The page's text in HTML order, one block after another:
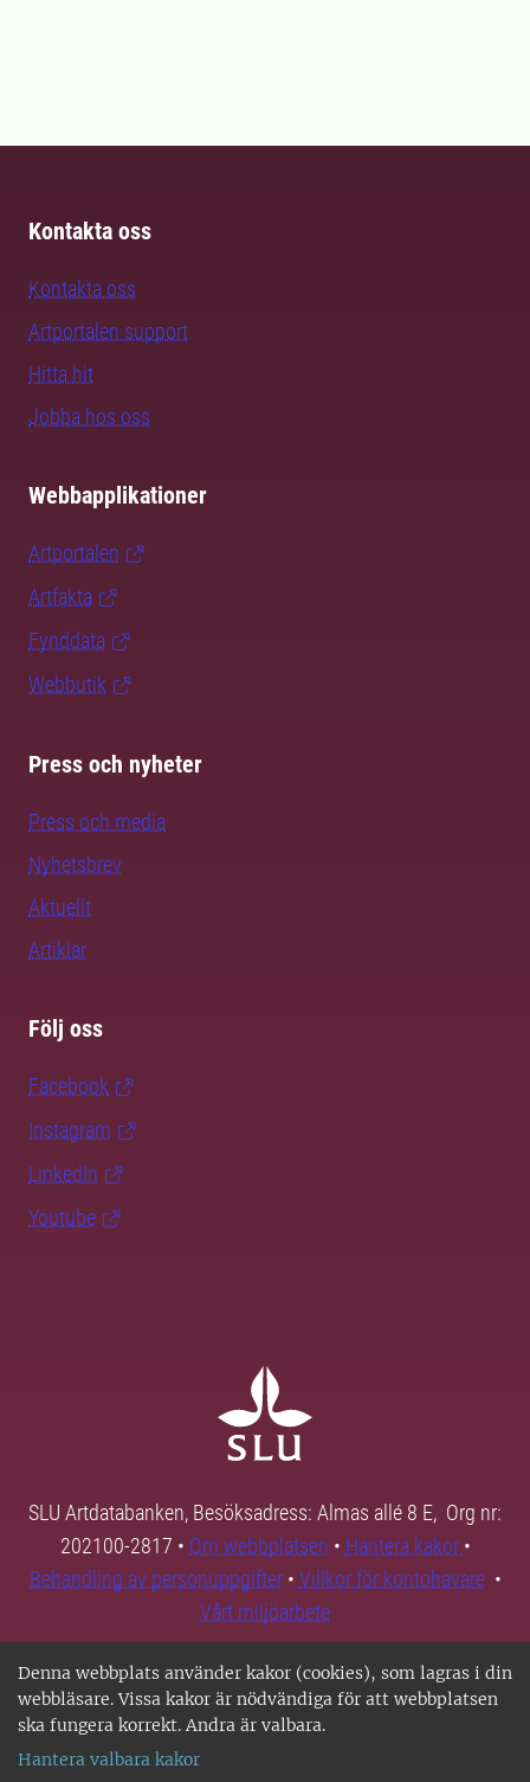
Denna webbplats använder kakor (cookies), som lagras i din
webbläsare. Vissa kakor är nödvändiga för att webbplatsen
ska fungera korrekt. Andra är valbara.
Hantera valbara kakor
Kontakta oss
Kontakta oss
Artportalen support
Hitta hit
Jobba hos oss
Webbapplikationer
Artportalen
Artfakta
Fynddata
Webbutik
Press och nyheter
Press och media
Nyhetsbrev
Aktuellt
Artiklar
Följ oss
Facebook
Instagram
LinkedIn
Youtube
SLU Artdatabanken, Besöksadress: Almas allé 8 E, Org nr:
202100-2817 • Om webbplatsen • Hantera kakor •
Behandling av personuppgifter• Villkor för kontohavare•
Vårt miljöarbete